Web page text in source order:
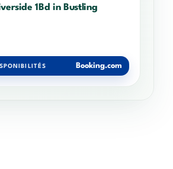
1Bd in Bustling
Booking.com